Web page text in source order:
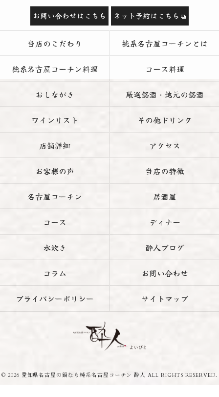
お問い合わせはこちら ネット予約はこちら
当店のこだわり 純系名古屋コーチンとは
純系名古屋コーチン料理 コース料理
おしながき 厳選銘酒・地元の銘酒
ワインリスト その他ドリンク
店舗詳細 アクセス
お客様の声 当店の特徴
名古屋コーチン 居酒屋
コース ディナー
水炊き 酔人ブログ
コラム お問い合わせ
プライバシーポリシー サイトマップ
© 2026 愛知県名古屋の鍋なら純系名古屋コーチン 酔人 ALL RIGHTS RESERVED.